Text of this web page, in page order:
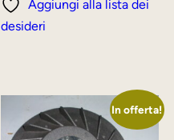
200,00 €.179,00 €.
Aggiungi alla lista dei
desideri
In offerta!